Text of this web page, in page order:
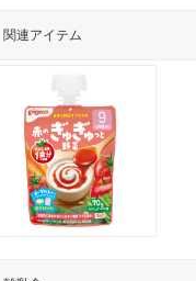
関連アイテム